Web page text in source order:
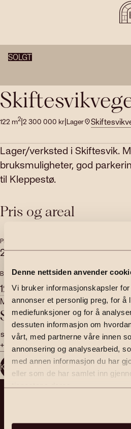
Denne nettsiden anvender
Vi bruker informasjonskapsler
annonser et personlig preg, for å
mediefunksjoner og for å
dessuten informasjon om
vårt, med partnerne våre innen
annonsering og analysearbeid,
med annen informasjon du har
eller som de har samlet inn
tjenestene deres.
SOLGT
122 m2|2 300 000 kr|Lager
Lager/verksted i Skiftesvik.
bruksmuligheter, god
til Kleppestø.
Pris og areal
PRISANTYDNING
2 300 000,- 2
BRUKSAREAL
122 m2
Megler | Partner
Sjur Breistein
sjur.breistein@emera.no
+47 917 91 111
Kontakt megler